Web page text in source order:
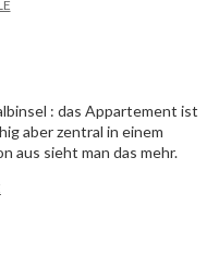
: das Appartement ist
aber zentral in einem
aus sieht man das mehr.